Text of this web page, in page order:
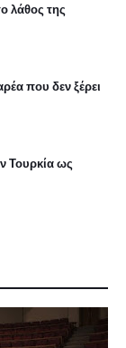
λάθος της
που δεν ξέρει
Τουρκία ως